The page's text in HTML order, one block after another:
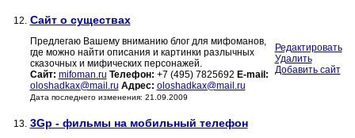
12. Сайт о существах
Предлегаю Вашему вниманию блог для мифоманов,
где можно найти описания и картинки разлычных
сказочных и мифических персонажей.
Сайт: mifoman.ru Телефон: +7 (495) 7825692 E-mail:
oloshadkax@mail.ru Адрес: oloshadkax@mail.ru
Дата последнего изменения: 21.09.2009
Редактировать
Удалить
Добавить сайт
13. 3Gp - фильмы на мобильный телефон